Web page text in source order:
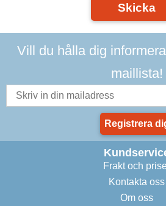
Skicka
Vill du hålla dig
maillista!
Registrera
Frakt och
Kontakta oss
Om oss